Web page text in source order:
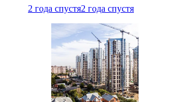
2 года спустя2 года спустя